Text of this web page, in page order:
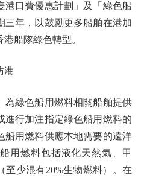
港口費優惠計劃」及「綠色船
三年，以鼓勵更多船舶在港加
船隊綠色轉型。
港
綠色船用燃料相關船舶提供
進行加注指定綠色船用燃料的
船用燃料供應本地需要的遠洋
用燃料包括液化天然氣、甲
至少混有20%生物燃料）。在